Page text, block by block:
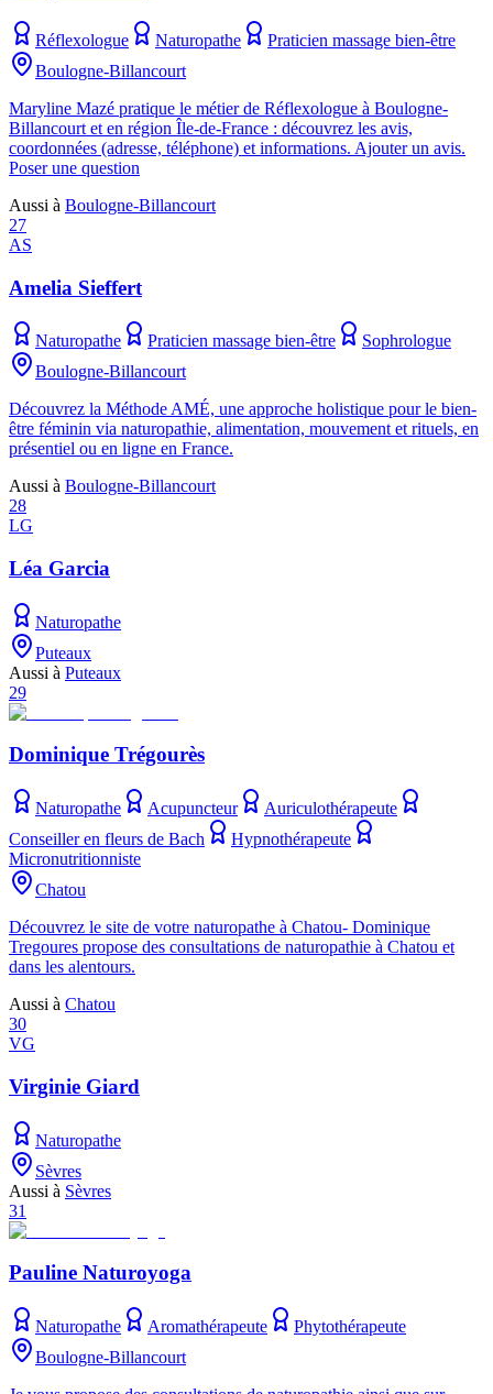
Réflexologue Naturopathe
Praticien massage bien-être
Boulogne-Billancourt
Maryline Mazé pratique le métier de Réflexologue à Boulogne-
Billancourt et en région Île-de-France : découvrez les avis,
coordonnées (adresse, téléphone) et informations. Ajouter un avis.
Poser une question
Aussi à Boulogne-Billancourt
27
AS
Amelia Sieffert
Naturopathe Praticien massage bien-être
Sophrologue
Boulogne-Billancourt
Découvrez la Méthode AMÉ, une approche holistique pour le bien-
être féminin via naturopathie, alimentation, mouvement et rituels, en
présentiel ou en ligne en France.
Aussi à Boulogne-Billancourt
28
LG
Léa Garcia
Naturopathe
Puteaux
Aussi à Puteaux
29
Dominique Trégourès
Naturopathe Acupuncteur
Auriculothérapeute
Conseiller en fleurs de Bach
Hypnothérapeute
Micronutritionniste
Chatou
Découvrez le site de votre naturopathe à Chatou- Dominique
Tregoures propose des consultations de naturopathie à Chatou et
dans les alentours.
Aussi à Chatou
30
VG
Virginie Giard
Naturopathe
Sèvres
Aussi à Sèvres
31
Pauline Naturoyoga
Naturopathe Aromathérapeute
Phytothérapeute
Boulogne-Billancourt